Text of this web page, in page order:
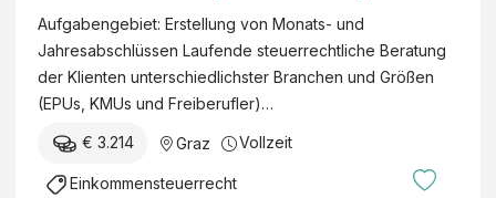
Aufgabengebiet: Erstellung von Monats- und
Jahresabschlüssen Laufende steuerrechtliche Beratung
der Klienten unterschiedlichster Branchen und Größen
(EPUs, KMUs und Freiberufler)…
€ 3.214 Graz Vollzeit
Einkommensteuerrecht